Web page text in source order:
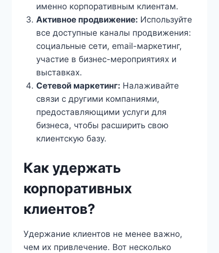
именно корпоративным клиентам.
Активное продвижение: Используйте
все доступные каналы продвижения:
социальные сети, email-маркетинг,
участие в бизнес-мероприятиях и
выставках.
Сетевой маркетинг: Налаживайте
связи с другими компаниями,
предоставляющими услуги для
бизнеса, чтобы расширить свою
клиентскую базу.
Как удержать
корпоративных
клиентов?
Удержание клиентов не менее важно,
чем их привлечение. Вот несколько